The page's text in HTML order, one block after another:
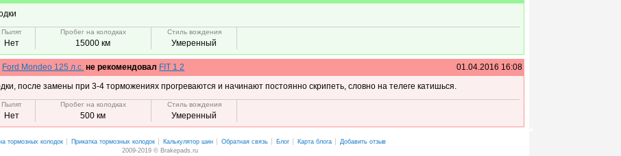
Пылят
Нет
Пробег на колодках
15000 км
Стиль вождения
Умеренный
Ford Mondeo 125 л.с. не рекомендовал FIT 1 2 01.04.2016 16:08
после замены при 3-4 торможениях прогреваются и начинают постоянно скрипеть, словно на телеге катишься.
Пылят
Нет
Пробег на колодках
500 км
Стиль вождения
Умеренный
тормозных колодок Прикатка тормозных колодок Калькулятор шин Обратная связь Блог Карта блога
Добавить отзыв
2009-2019 © Brakepads.ru